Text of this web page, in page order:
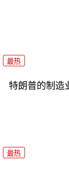
最热
特朗普的制造
最热